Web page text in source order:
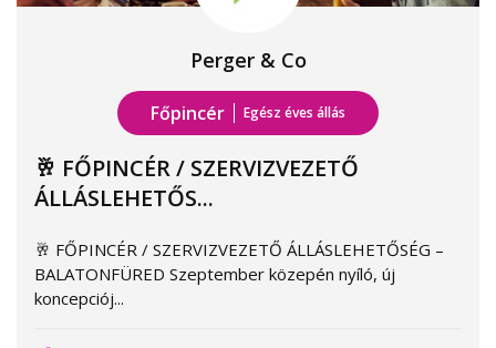
Perger & Co
Főpincér Egész éves állás
🥂 FŐPINCÉR / SZERVIZVEZETŐ
ÁLLÁSLEHETŐS...
🥂 FŐPINCÉR / SZERVIZVEZETŐ ÁLLÁSLEHETŐSÉG –
BALATONFÜRED Szeptember közepén nyíló, új
koncepciój...